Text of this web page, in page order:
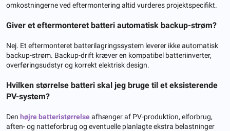
omkostningerne ved eftermontering altid vurderes projektspecifikt.
Giver et eftermonteret batteri automatisk backup-strøm?
Nej. Et eftermonteret batterilagringssystem leverer ikke automatisk
backup-strøm. Backup-drift kræver en kompatibel batteriinverter,
overføringsudstyr og korrekt elektrisk design.
Hvilken størrelse batteri skal jeg bruge til et eksisterende
PV-system?
Den højre batteristørrelseafhænger af PV-produktion, elforbrug,
aften- og natteforbrug og eventuelle planlagte ekstra belastninger